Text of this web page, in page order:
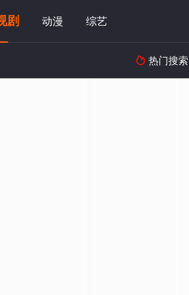
剧 动漫 综艺
 热门搜索